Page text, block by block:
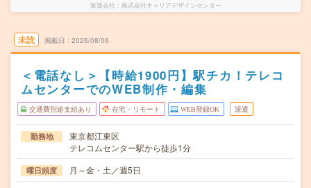
派遣会社 株式会社キャリアデザインセンター
未読 掲載日 2026/08/06
＜電話なし＞【時給1900円】駅チカ！テレコ
ムセンターでのWEB制作・編集
交通費別途支給あり 在宅・リモート WEB登録OK 派遣
勤務地
東京都江東区
テレコムセンター駅から徒歩1分
曜日頻度 月～金・土／週5日